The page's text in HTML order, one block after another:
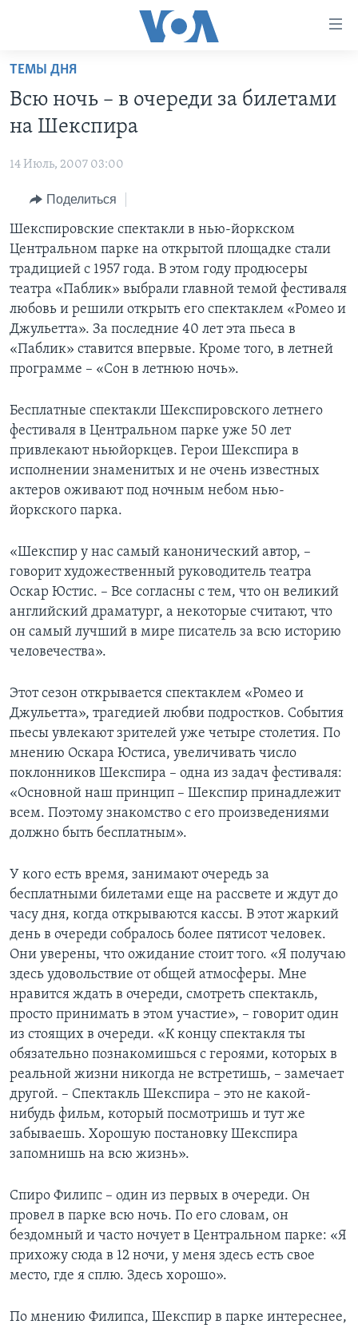
Перейти
основной
контент
навигации
Перейти
поиск
НОВОСТИ ЗА МИНУТУ
ИТОГИ
ПОЧЕМУ ЭТО ВАЖНО?
ДИСКУССИЯ VOA
ДЕТАЛИ
НЬЮ-ЙОРК NEW YORK
АМЕРИКА. БОЛЬШОЕ ПУТЕШЕСТВИЕ
УЧИМ АНГЛИЙСКИЙ
НАША АМЕРИКАНСКАЯ ИСТОРИЯ
А КАК В АМЕРИКЕ?
АРТЕФАКТЫ
АМЕРИКАНСКИЕ ГОРОДКИ
ТЕСТЫ
ЭКСПЕРТИЗА
ИНТЕРВЬЮ
ФАКТЫ ПРОТИВ ФЕЙКОВ
ЗА СВОБОДУ ПРЕССЫ
УЧИМ АНГЛИЙСКИЙ
ВИДЕО
ПОДПИСКА НА НОВОСТИ
СОЦИАЛЬНЫЕ СЕТИ
Языки
ТЕМЫ ДНЯ
Всю ночь – в очереди за билетами
на Шекспира
14 Июль, 2007 03:00
Поделиться
Шекспировские спектакли в нью-йоркском
Центральном парке на открытой площадке стали
традицией с 1957 года. В этом году продюсеры
театра «Паблик» выбрали главной темой фестиваля
любовь и решили открыть его спектаклем «Ромео и
Джульетта». За последние 40 лет эта пьеса в
«Паблик» ставится впервые. Кроме того, в летней
программе – «Сон в летнюю ночь».
Бесплатные спектакли Шекспировского летнего
фестиваля в Центральном парке уже 50 лет
привлекают ньюйоркцев. Герои Шекспира в
исполнении знаменитых и не очень известных
актеров оживают под ночным небом нью-
йоркского парка.
«Шекспир у нас самый канонический автор, –
говорит художественный руководитель театра
Оскар Юстис. – Все согласны с тем, что он великий
английский драматург, а некоторые считают, что
он самый лучший в мире писатель за всю историю
человечества».
Этот сезон открывается спектаклем «Ромео и
Джульетта», трагедией любви подростков. События
пьесы увлекают зрителей уже четыре столетия. По
мнению Оскара Юстиса, увеличивать число
поклонников Шекспира – одна из задач фестиваля:
«Основной наш принцип – Шекспир принадлежит
всем. Поэтому знакомство с его произведениями
должно быть бесплатным».
У кого есть время, занимают очередь за
бесплатными билетами еще на рассвете и ждут до
часу дня, когда открываются кассы. В этот жаркий
день в очереди собралось более пятисот человек.
Они уверены, что ожидание стоит того. «Я получаю
здесь удовольствие от общей атмосферы. Мне
нравится ждать в очереди, смотреть спектакль,
просто принимать в этом участие», – говорит один
из стоящих в очереди. «К концу спектакля ты
обязательно познакомишься с героями, которых в
реальной жизни никогда не встретишь, – замечает
другой. – Спектакль Шекспира – это не какой-
нибудь фильм, который посмотришь и тут же
забываешь. Хорошую постановку Шекспира
запомнишь на всю жизнь».
Спиро Филипс – один из первых в очереди. Он
провел в парке всю ночь. По его словам, он
бездомный и часто ночует в Центральном парке: «Я
прихожу сюда в 12 ночи, у меня здесь есть свое
место, где я сплю. Здесь хорошо».
По мнению Филипса, Шекспир в парке интереснее,